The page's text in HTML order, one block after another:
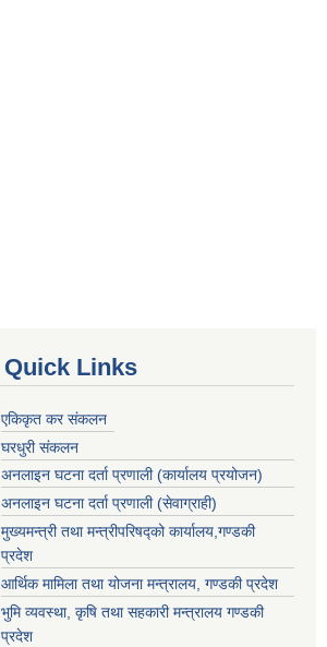
Quick Links
एकिकृत कर संकलन
घरधुरी संकलन
अनलाइन घटना दर्ता प्रणाली (कार्यालय प्रयोजन)
अनलाइन घटना दर्ता प्रणाली (सेवाग्राही)
मुख्यमन्त्री तथा मन्त्रीपरिषद्को कार्यालय,गण्डकी
प्रदेश
आर्थिक मामिला तथा योजना मन्त्रालय, गण्डकी प्रदेश
भुमि व्यवस्था, कृषि तथा सहकारी मन्त्रालय गण्डकी
प्रदेश